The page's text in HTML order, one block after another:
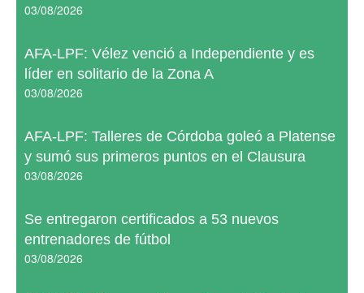
03/08/2026
AFA-LPF: Vélez venció a Independiente y es
líder en solitario de la Zona A
03/08/2026
AFA-LPF: Talleres de Córdoba goleó a Platense
y sumó sus primeros puntos en el Clausura
03/08/2026
Se entregaron certificados a 53 nuevos
entrenadores de fútbol
03/08/2026